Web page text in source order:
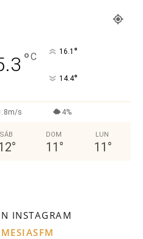
°C 16.1 °
14.4°
s 4%
SÁB
°
DOM
11 °
LUN
11 °
INSTAGRAM